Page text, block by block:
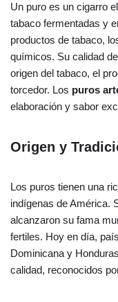
Un puro es un cigarro
tabaco fermentadas y
productos de tabaco,
químicos. Su calidad
origen del tabaco, el
torcedor. Los puros
elaboración y sabor
Origen y
Los puros tienen una
indígenas de América.
alcanzaron su fama
fertiles. Hoy en día,
Dominicana y
calidad, reconocidos